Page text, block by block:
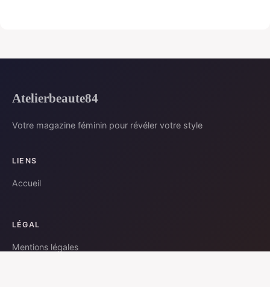
Atelierbeaute84
Votre magazine féminin pour révéler votre style
LIENS
Accueil
LÉGAL
Mentions légales